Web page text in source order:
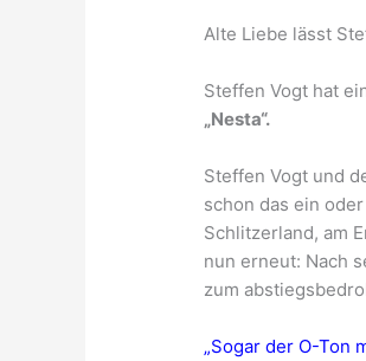
Alte Liebe lässt
Steffen Vogt hat
„Nesta“.
Steffen Vogt und
schon das ein
Schlitzerland, am
nun erneut: Nach
zum
„Sogar der O-Ton